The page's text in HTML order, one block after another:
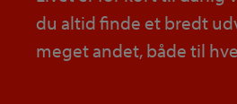
du altid finde et bredt
meget andet, både til